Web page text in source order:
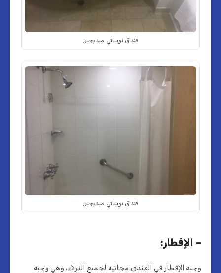
فندق نوبيلتي ميديجين
فندق نوبيلتي ميديجين
– الإفطار:
وجبة الإفطار في الفندق مجانية لجميع النزلاء، وهي وجبة